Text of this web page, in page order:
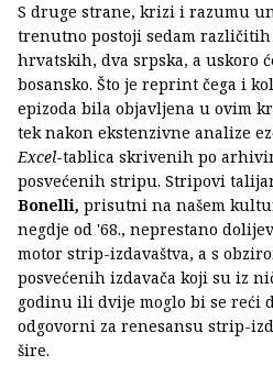
S druge strane, krizi i razumu
trenutno postoji sedam
hrvatskih, dva srpska, a uskoro
bosansko. Što je reprint čega i
epizoda bila objavljena u ovim
tek nakon ekstenzivne analize
Excel-tablica skrivenih po
posvećenih stripu. Stripovi
Bonelli, prisutni na našem
negdje od '68., neprestano
motor strip-izdavaštva, a s
posvećenih izdavača koji su iz
godinu ili dvije moglo bi se reći
odgovorni za renesansu strip-
šire.